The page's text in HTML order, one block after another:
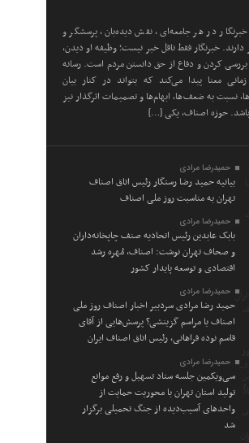
در هر جامعه‌ای، نقش دیده‌بان، پرسشگر و
دارند. خبرنگار فقط ناقل خبر نیست؛ وظیفه او دیدن،
بررسی کردن و دفاع از حق دانستن مردم است. رسانه
معنا پیدا می‌کند که بتواند در کنار بیان
نسبت به ضعف‌ها، ابهام‌ها و تصمیمات اثرگذار نیز
حوزه اصناف، یکی […]
حمیدرضا مرادی
بیانیه حمید رضا رستگار رئیس اتاق اصناف
تهران به مناسبت روز ملی اصناف
حمیدرضا مرادی
بابک عابدین رئیس اتحادیه صنف چاپخانه‌داران
و صحاف تهران نوشت: اصناف، مُهره رشد
اقتصادی و توسعه پایدار کشور
حمیدرضا مرادی
حمید رضا مرادی سردبیر اخبار اصناف روز ملی
اصناف یا مراسم گزینشی؟ پرسش‌هایی از آقای
قاسم نوده فراهانی، رئیس اتاق اصناف ایران
حمیدرضا مرادی
سی‌ویکمین جلسه ستاد تسهیل و رفع موانع
تولید استان تهران با محوریت حمایت از
واحدهای آسیب‌دیده از جنگ تحمیلی برگزار
شد